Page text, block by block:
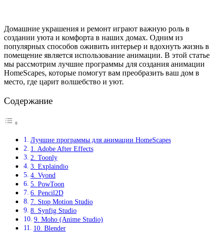
Домашние украшения и ремонт играют важную роль в
создании уюта и комфорта в наших домах. Одним из
популярных способов оживить интерьер и вдохнуть жизнь в
помещение является использование анимации. В этой статье
мы рассмотрим лучшие программы для создания анимации
HomeScapes, которые помогут вам преобразить ваш дом в
место, где царит волшебство и уют.
Содержание
Лучшие программы для анимации HomeScapes
1. Adobe After Effects
2. Toonly
3. Explaindio
4. Vyond
5. PowToon
6. Pencil2D
7. Stop Motion Studio
8. Synfig Studio
9. Moho (Anime Studio)
10. Blender